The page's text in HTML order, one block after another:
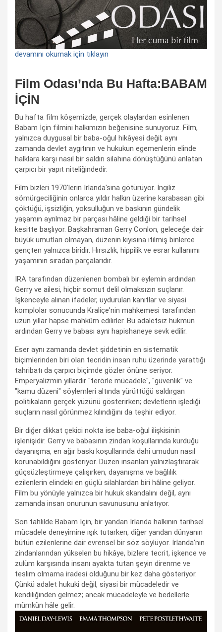
devamını okumak için tıklayın
Film Odası’nda Bu Hafta:BABAM
İÇİN
Bu hafta film köşemizde, gerçek olaylardan esinlenen
Babam İçin filmini halkımızın beğenisine sunuyoruz. Film,
yalnızca duygusal bir baba-oğul hikâyesi değil; aynı
zamanda devlet aygıtının ve hukukun egemenlerin elinde
halklara karşı nasıl bir saldırı silahına dönüştüğünü anlatan
çarpıcı bir yapıt niteliğindedir.
Film bizleri 1970'lerin İrlanda'sına götürüyor. İngiliz
sömürgeciliğinin onlarca yıldır halkın üzerine karabasan gibi
çöktüğü, işsizliğin, yoksulluğun ve baskının gündelik
yaşamın ayrılmaz bir parçası hâline geldiği bir tarihsel
kesitte başlıyor. Başkahraman Gerry Conlon, geleceğe dair
büyük umutları olmayan, düzenin kıyısına itilmiş binlerce
gençten yalnızca biridir. Hırsızlık, hippilik ve esrar kullanımı
yaşamının sıradan parçalarıdır.
IRA tarafından düzenlenen bombalı bir eylemin ardından
Gerry ve ailesi, hiçbir somut delil olmaksızın suçlanır.
İşkenceyle alınan ifadeler, uydurulan kanıtlar ve siyasi
komplolar sonucunda Kraliçe'nin mahkemesi tarafından
uzun yıllar hapse mahkûm edilirler. Bu adaletsiz hükmün
ardından Gerry ve babası aynı hapishaneye sevk edilir.
Eser aynı zamanda devlet şiddetinin en sistematik
biçimlerinden biri olan tecridin insan ruhu üzerinde yarattığı
tahribatı da çarpıcı biçimde gözler önüne seriyor.
Emperyalizmin yıllardır "terörle mücadele", "güvenlik" ve
"kamu düzeni" söylemleri altında yürüttüğü saldırgan
politikaların gerçek yüzünü gösterirken; devletlerin işlediği
suçların nasıl görünmez kılındığını da teşhir ediyor.
Bir diğer dikkat çekici nokta ise baba-oğul ilişkisinin
işlenişidir. Gerry ve babasının zindan koşullarında kurduğu
dayanışma, en ağır baskı koşullarında dahi umudun nasıl
korunabildiğini gösteriyor. Düzen insanları yalnızlaştırarak
güçsüzleştirmeye çalışırken, dayanışma ve bağlılık
ezilenlerin elindeki en güçlü silahlardan biri hâline geliyor.
Film bu yönüyle yalnızca bir hukuk skandalını değil, aynı
zamanda insan onurunun savunusunu anlatıyor.
Son tahlilde Babam İçin, bir yandan İrlanda halkının tarihsel
mücadele deneyimine ışık tutarken, diğer yandan dünyanın
bütün ezilenlerine dair evrensel bir söz söylüyor. İrlanda'nın
zindanlarından yükselen bu hikâye, bizlere tecrit, işkence ve
zulüm karşısında insanı ayakta tutan şeyin direnme ve
teslim olmama iradesi olduğunu bir kez daha gösteriyor.
Çünkü adalet hukuki değil, siyasi bir mücadeledir ve
kendiliğinden gelmez; ancak mücadeleyle ve bedellerle
mümkün hâle gelir.